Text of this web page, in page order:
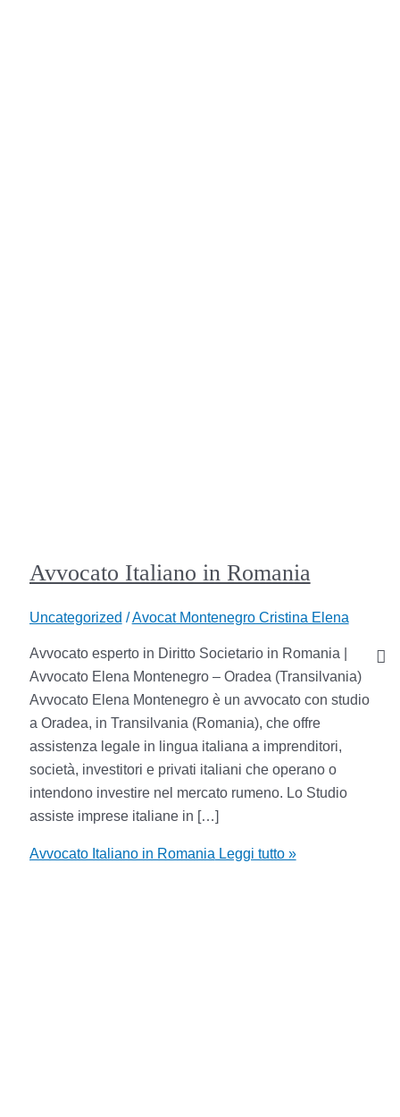
Avvocato Italiano in Romania
Uncategorized /Avocat Montenegro Cristina Elena
Avvocato esperto in Diritto Societario in Romania |
Avvocato Elena Montenegro – Oradea (Transilvania)
Avvocato Elena Montenegro è un avvocato con studio
a Oradea, in Transilvania (Romania), che offre
assistenza legale in lingua italiana a imprenditori,
società, investitori e privati italiani che operano o
intendono investire nel mercato rumeno. Lo Studio
assiste imprese italiane in […]
Avvocato Italiano in Romania Leggi tutto »